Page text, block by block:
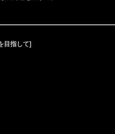
指して]